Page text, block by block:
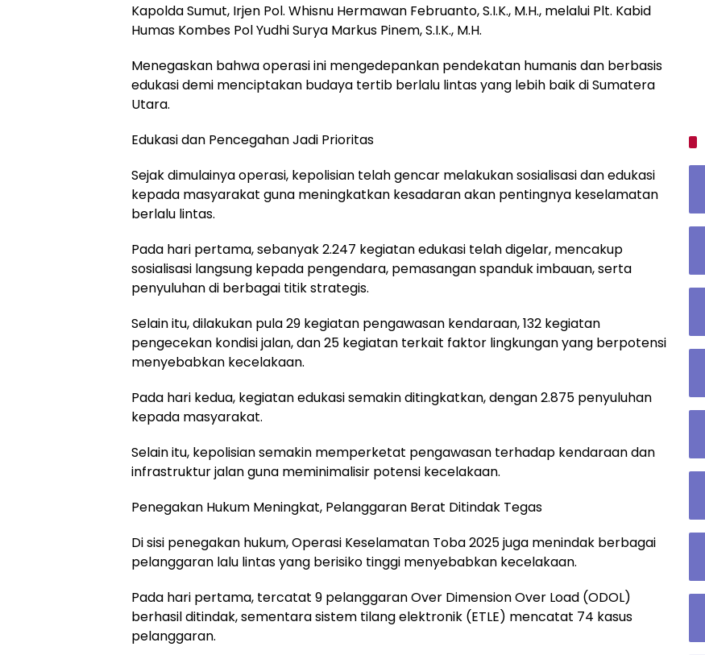
Kapolda Sumut, Irjen Pol. Whisnu Hermawan Februanto, S.I.K., M.H., melalui Plt. Kabid
Humas Kombes Pol Yudhi Surya Markus Pinem, S.I.K., M.H.
Menegaskan bahwa operasi ini mengedepankan pendekatan humanis dan berbasis
edukasi demi menciptakan budaya tertib berlalu lintas yang lebih baik di Sumatera
Utara.
Edukasi dan Pencegahan Jadi Prioritas
Sejak dimulainya operasi, kepolisian telah gencar melakukan sosialisasi dan edukasi
kepada masyarakat guna meningkatkan kesadaran akan pentingnya keselamatan
berlalu lintas.
Pada hari pertama, sebanyak 2.247 kegiatan edukasi telah digelar, mencakup
sosialisasi langsung kepada pengendara, pemasangan spanduk imbauan, serta
penyuluhan di berbagai titik strategis.
Selain itu, dilakukan pula 29 kegiatan pengawasan kendaraan, 132 kegiatan
pengecekan kondisi jalan, dan 25 kegiatan terkait faktor lingkungan yang berpotensi
menyebabkan kecelakaan.
Pada hari kedua, kegiatan edukasi semakin ditingkatkan, dengan 2.875 penyuluhan
kepada masyarakat.
Selain itu, kepolisian semakin memperketat pengawasan terhadap kendaraan dan
infrastruktur jalan guna meminimalisir potensi kecelakaan.
Penegakan Hukum Meningkat, Pelanggaran Berat Ditindak Tegas
Di sisi penegakan hukum, Operasi Keselamatan Toba 2025 juga menindak berbagai
pelanggaran lalu lintas yang berisiko tinggi menyebabkan kecelakaan.
Pada hari pertama, tercatat 9 pelanggaran Over Dimension Over Load (ODOL)
berhasil ditindak, sementara sistem tilang elektronik (ETLE) mencatat 74 kasus
pelanggaran.